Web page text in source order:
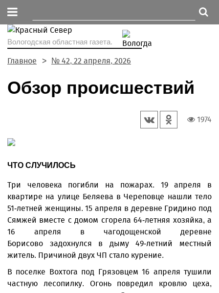
Вологодская областная газета.
Главное № 42, 22 апреля, 2026
Обзор происшествий
1974
ЧТО СЛУЧИЛОСЬ
Три человека погибли на пожарах. 19 апреля в
квартире на улице Беляева в Череповце нашли тело
51-летней женщины. 15 апреля в деревне Гридино под
Сямжей вместе с домом сгорела 64-летняя хозяйка, а
16 апреля в чагодощенской деревне
Борисово задохнулся в дыму 49-летний местный
житель. Причиной двух ЧП стало курение.
В поселке Вохтога под Грязовцем 16 апреля тушили
частную лесопилку. Огонь повредил кровлю цеха,